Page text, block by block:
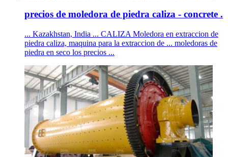
precios de moledora de piedra caliza - concrete .
... Kazakhstan, India ... CALIZA Moledora en extraccion de
piedra caliza, maquina para la extraccion de ... moledoras de
piedra en seco los precios ...